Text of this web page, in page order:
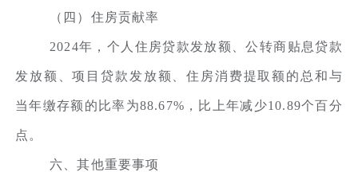
（四）住房贡献率
2024年，个人住房贷款发放额、公转商贴息贷款
发放额、项目贷款发放额、住房消费提取额的总和与
当年缴存额的比率为88.67%，比上年减少10.89个百分
点。
六、其他重要事项